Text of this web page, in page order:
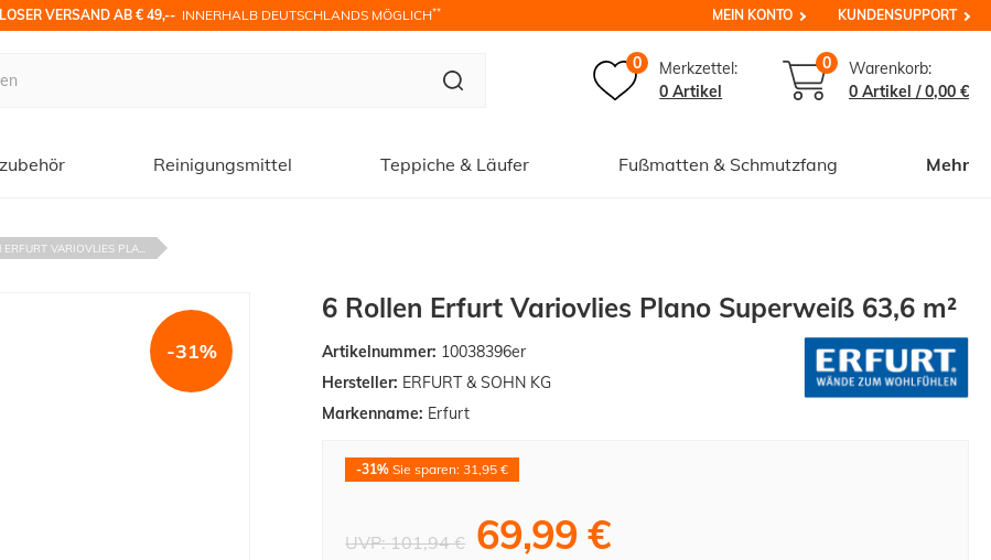
VERSAND AB € 49,-- INNERHALB DEUTSCHLANDS MÖGLICH** MEIN KONTO KUNDENSUPPORT
0
Merkzettel:
0 Artikel
0
Warenkorb:
0 Artikel /0,00 €
Reinigungsmittel Teppiche & Läufer Fußmatten & Schmutzfang Mehr
VARIOVLIES PLA...
-31%
6 Rollen Erfurt Variovlies Plano Superweiß 63,6 m²
Artikelnummer: 10038396er
Hersteller: ERFURT & SOHN KG
Markenname: Erfurt
-31% Sie sparen: 31,95 €
UVP:101,94 € 69,99 €